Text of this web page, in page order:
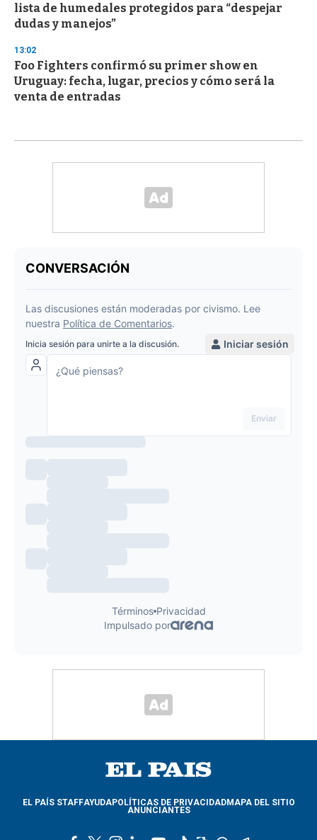
lista de humedales protegidos para “despejar
dudas y manejos”
13:02
Foo Fighters confirmó su primer show en
Uruguay: fecha, lugar, precios y cómo será la
venta de entradas
EL PAÍS STAFFAYUDAPOLÍTICAS DE PRIVACIDADMAPA DEL SITIO
ANUNCIANTES